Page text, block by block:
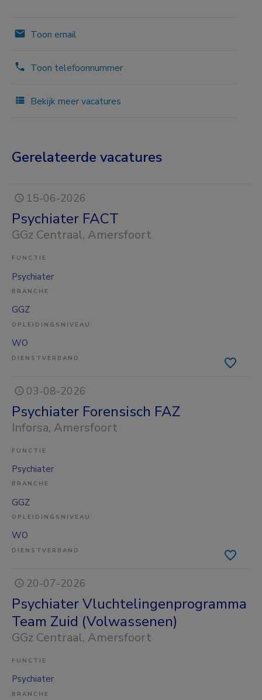
Toon email
Toon telefoonnummer
Bekijk meer vacatures
Gerelateerde vacatures
15-06-2026
Psychiater FACT
GGz Centraal, Amersfoort
FUNCTIE
Psychiater
BRANCHE
GGZ
OPLEIDINGSNIVEAU
WO
DIENSTVERBAND
03-08-2026
Psychiater Forensisch FAZ
Inforsa, Amersfoort
FUNCTIE
Psychiater
BRANCHE
GGZ
OPLEIDINGSNIVEAU
WO
DIENSTVERBAND
20-07-2026
Psychiater Vluchtelingenprogramma
Team Zuid (Volwassenen)
GGz Centraal, Amersfoort
FUNCTIE
Psychiater
BRANCHE